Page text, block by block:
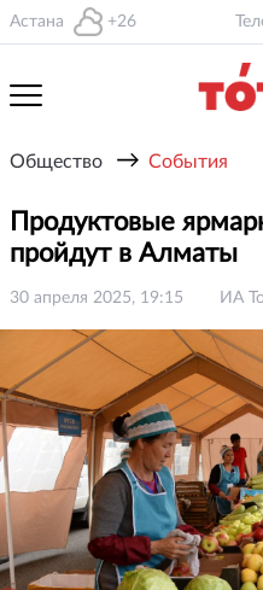
Астана +26
Общество → События
Продуктовые
пройдут в Алматы
30 апреля 2025, 19:15 ИА